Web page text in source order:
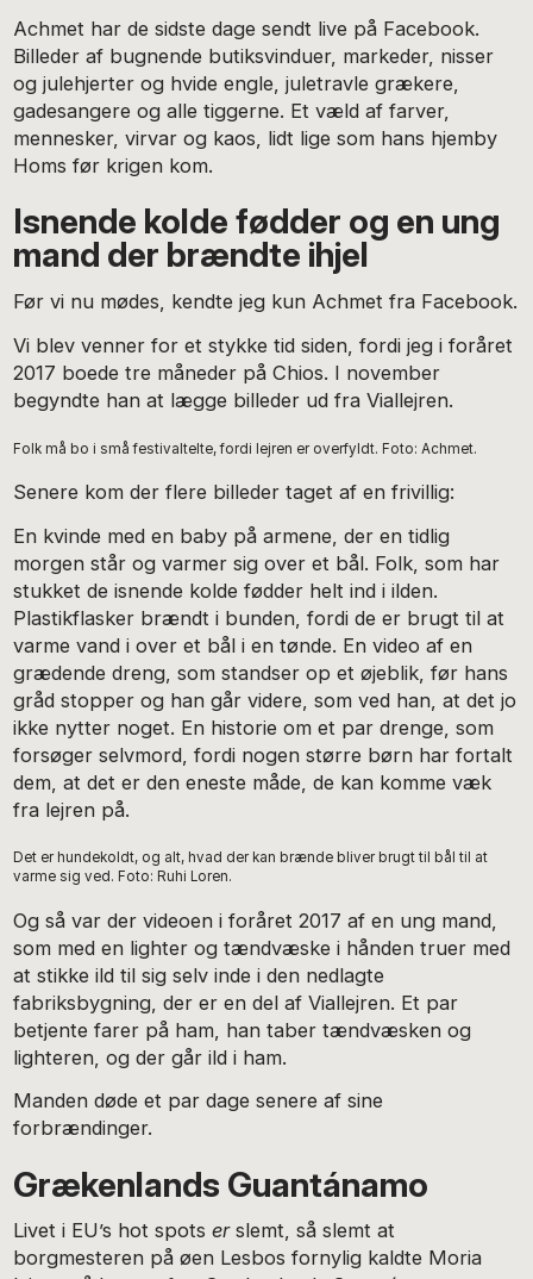
Achmet har de sidste dage sendt live på Facebook.
Billeder af bugnende butiksvinduer, markeder, nisser
og julehjerter og hvide engle, juletravle grækere,
gadesangere og alle tiggerne. Et væld af farver,
mennesker, virvar og kaos, lidt lige som hans hjemby
Homs før krigen kom.
Isnende kolde fødder og en ung
mand der brændte ihjel
Før vi nu mødes, kendte jeg kun Achmet fra Facebook.
Vi blev venner for et stykke tid siden, fordi jeg i foråret
2017 boede tre måneder på Chios. I november
begyndte han at lægge billeder ud fra Viallejren.
Folk må bo i små festivaltelte, fordi lejren er overfyldt. Foto: Achmet.
Senere kom der flere billeder taget af en frivillig:
En kvinde med en baby på armene, der en tidlig
morgen står og varmer sig over et bål. Folk, som har
stukket de isnende kolde fødder helt ind i ilden.
Plastikflasker brændt i bunden, fordi de er brugt til at
varme vand i over et bål i en tønde. En video af en
grædende dreng, som standser op et øjeblik, før hans
gråd stopper og han går videre, som ved han, at det jo
ikke nytter noget. En historie om et par drenge, som
forsøger selvmord, fordi nogen større børn har fortalt
dem, at det er den eneste måde, de kan komme væk
fra lejren på.
Det er hundekoldt, og alt, hvad der kan brænde bliver brugt til bål til at
varme sig ved. Foto: Ruhi Loren.
Og så var der videoen i foråret 2017 af en ung mand,
som med en lighter og tændvæske i hånden truer med
at stikke ild til sig selv inde i den nedlagte
fabriksbygning, der er en del af Viallejren. Et par
betjente farer på ham, han taber tændvæsken og
lighteren, og der går ild i ham.
Manden døde et par dage senere af sine
forbrændinger.
Grækenlands Guantánamo
Livet i EU’s hot spotserslemt, så slemt at
borgmesteren på øen Lesbos fornylig kaldte Moria